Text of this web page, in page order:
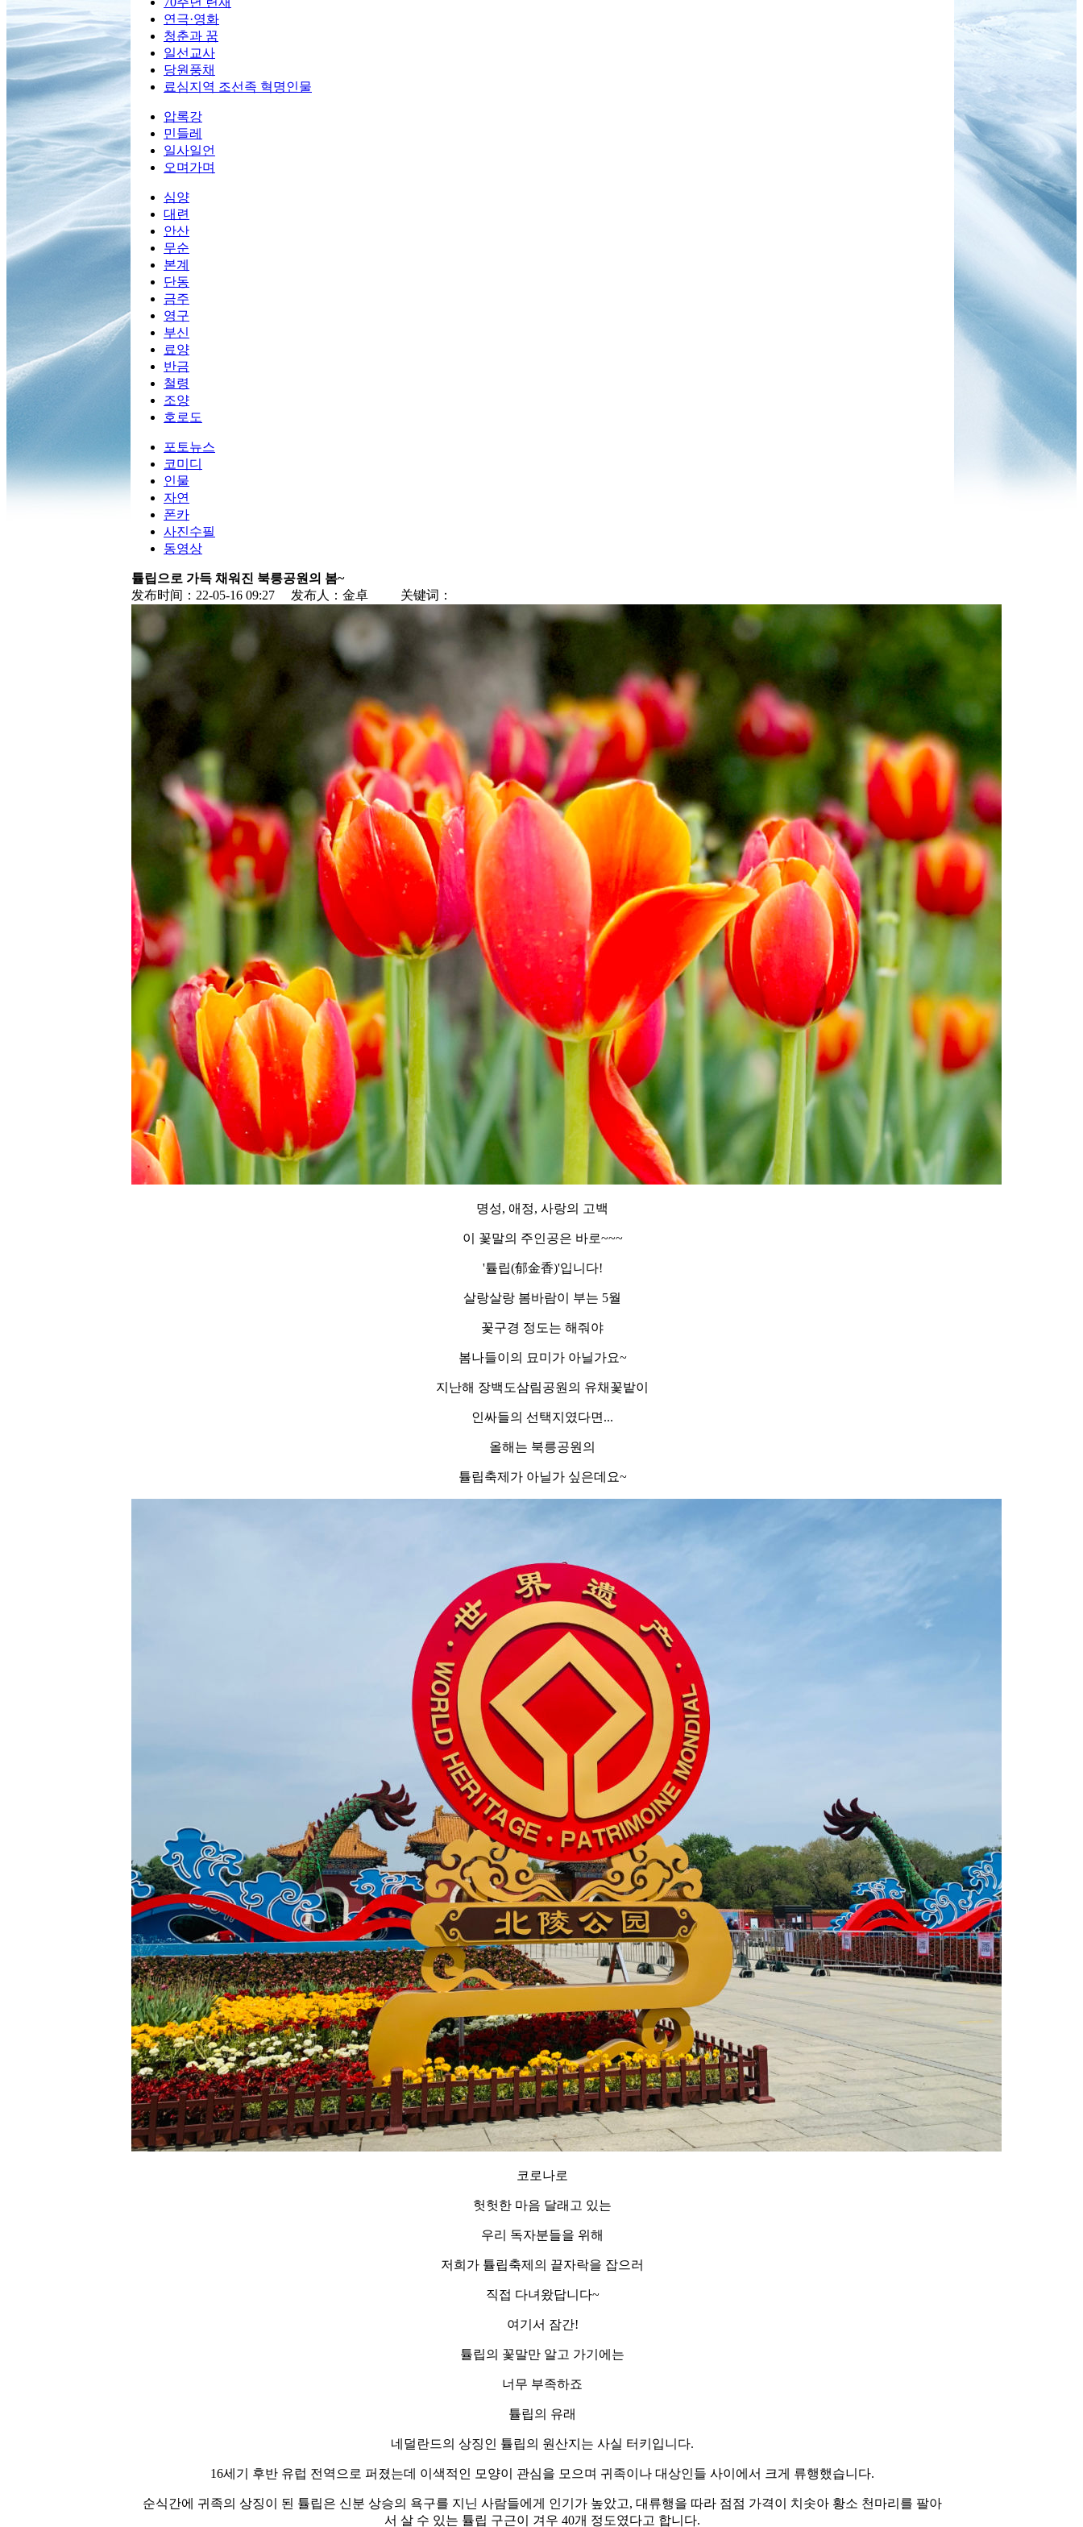
연극·영화
청춘과 꿈
일선교사
당원풍채
료심지역 조선족 혁명인물
압록강
민들레
일사일언
오며가며
심양
대련
안산
무순
본계
단동
금주
영구
부신
료양
반금
철령
조양
호로도
포토뉴스
코미디
인물
자연
폰카
사진수필
동영상
튤립으로 가득 채워진 북릉공원의 봄~
发布时间： 22-05-16 09:27 发布人： 金卓 关键词：
명성, 애정, 사랑의 고백
이 꽃말의 주인공은 바로~~~
'튤립(郁金香)'입니다!
살랑살랑 봄바람이 부는 5월
꽃구경 정도는 해줘야
봄나들이의 묘미가 아닐가요~
지난해 장백도삼림공원의 유채꽃밭이
인싸들의 선택지였다면...
올해는 북릉공원의
튤립축제가 아닐가 싶은데요~
코로나로
헛헛한 마음 달래고 있는
우리 독자분들을 위해
저희가 튤립축제의 끝자락을 잡으러
직접 다녀왔답니다~
여기서 잠간!
튤립의 꽃말만 알고 가기에는
너무 부족하죠
튤립의 유래
네덜란드의 상징인 튤립의 원산지는 사실 터키입니다.
16세기 후반 유럽 전역으로 퍼졌는데 이색적인 모양이 관심을 모으며 귀족이나 대상인들 사이에서 크게 류행했습니다.
순식간에 귀족의 상징이 된 튤립은 신분 상승의 욕구를 지닌 사람들에게 인기가 높았고, 대류행을 따라 점점 가격이 치솟아 황소 천마리를 팔아
서 살 수 있는 튤립 구근이 겨우 40개 정도였다고 합니다.